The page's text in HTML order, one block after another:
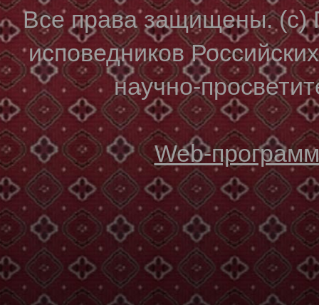
Все права защищены. (с)
исповедников
научно-
Web-